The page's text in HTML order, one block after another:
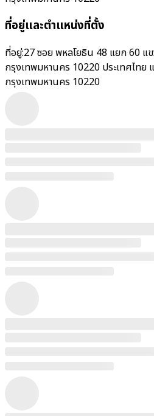
ที่อยู่และตำแหน่งที่ตั้ง
ที่อยู่:27 ซอย พหลโยธิน 48 แยก 60 แข
กรุงเทพมหานคร 10220 ประเทศไทย
กรุงเทพมหานคร 10220